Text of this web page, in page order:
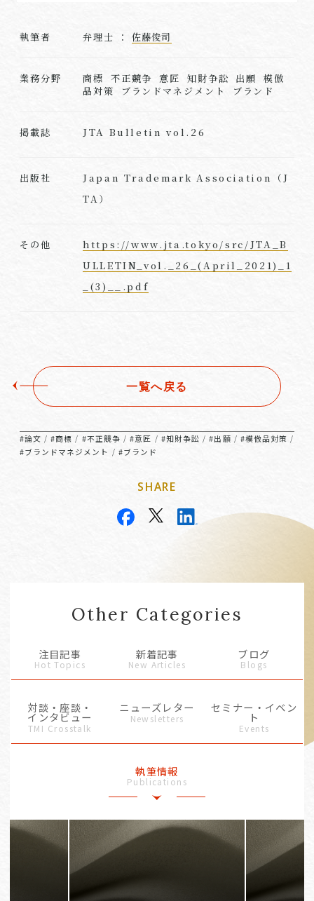
執筆者 弁理⼠ ： 佐藤俊司
業務分野
商標 不正競争 意匠 知財争訟 出願 模倣
品対策 ブランドマネジメント ブランド
掲載誌 JTA Bulletin vol.26
出版社
Japan Trademark Association（J
TA）
その他
https://www.jta.tokyo/src/JTA_B
ULLETIN_vol._26_(April_2021)_1
_(3)__.pdf
一覧へ戻る
#論文 /#商標 / #不正競争 /#意匠 / #知財争訟 /#出願 / #模倣品対策 /
#ブランドマネジメント / #ブランド
SHARE
Other Categories
注目記事
Hot Topics
新着記事
New Articles
ブログ
Blogs
対談・座談・
インタビュー
TMI Crosstalk
ニューズレター
Newsletters
セミナー・イベン
ト
Events
執筆情報
Publications